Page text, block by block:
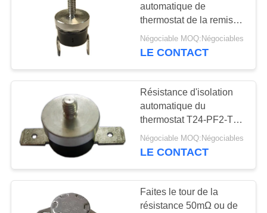
NOUS
VISITE
D'USINE
CONTRÔLE
DE
QUALITÉ
automatique de
remise
Thermostat de
remise manuelle
20
automatique de
thermostat de la remise
KSD301 100MΩ ou plus
de T24-PR2-TB
Négociable MOQ:Négociables
LE CONTACT
Résistance d'isolation
automatique du
thermostat T24-PF2-TB
de remise de cas de
PPS 100MΩ ou plus
Négociable MOQ:Négociables
LE CONTACT
Faites le tour de la
résistance 50mΩ ou de